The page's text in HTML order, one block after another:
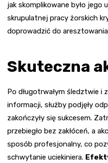
jak skomplikowane było jego
skrupulatnej pracy żorskich
doprowadzić do
Skuteczna
Po długotrwałym śledztwie i
informacji, służby podjęły
zakończyły się sukcesem.
przebiegło bez zakłóceń, a
sposób profesjonalny, co
schwytanie uciekiniera.